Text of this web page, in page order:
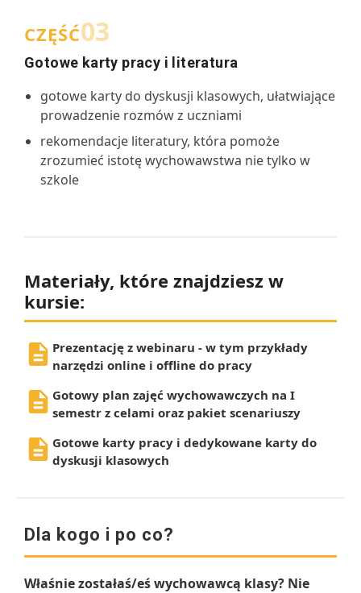
CZĘŚĆ03
Gotowe karty pracy i literatura
gotowe karty do dyskusji klasowych, ułatwiające
prowadzenie rozmów z uczniami
rekomendacje literatury, która pomoże
zrozumieć istotę wychowawstwa nie tylko w
szkole
Materiały, które znajdziesz w
kursie:
Prezentację z webinaru - w tym przykłady
narzędzi online i offline do pracy
Gotowy plan zajęć wychowawczych na I
semestr z celami oraz pakiet scenariuszy
Gotowe karty pracy i dedykowane karty do
dyskusji klasowych
Dla kogo i po co?
Właśnie zostałaś/eś wychowawcą klasy? Nie